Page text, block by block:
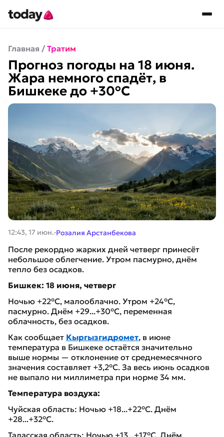
Главная / Тратим
Прогноз погоды на 18 июня.
Жара немного спадёт, в
Бишкеке до +30°C
12:43, 17 июн.·Розалия Арстанбекова
После рекордно жарких дней четверг принесёт
небольшое облегчение. Утром пасмурно, днём
тепло без осадков.
Бишкек: 18 июня, четверг
Ночью +22°C, малооблачно. Утром +24°C,
пасмурно. Днём +29...+30°C, переменная
облачность, без осадков.
Как сообщает Кыргызгидромет, в июне
температура в Бишкеке остаётся значительно
выше нормы — отклонение от среднемесячного
значения составляет +3,2°C. За весь июнь осадков
не выпало ни миллиметра при норме 34 мм.
Температура воздуха:
Чуйская область: Ночью +18...+22°C. Днём
+28...+32°C.
Таласская область: Ночью +13...+17°C. Днём